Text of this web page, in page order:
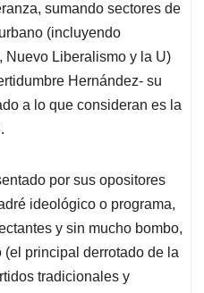
sumando sectores de
(incluyendo
Nuevo Liberalismo y la U)
Hernández- su
a lo que consideran es la
por sus opositores
ideológico o programa,
y sin mucho bombo,
principal derrotado de la
tradicionales y